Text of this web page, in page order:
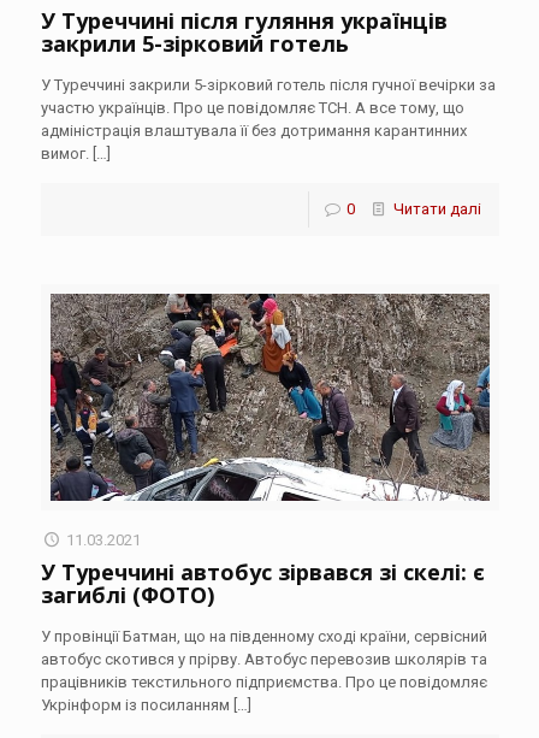
У Туреччині після гуляння українців
закрили 5-зірковий готель
У Туреччині закрили 5-зірковий готель після гучної вечірки за
участю українців. Про це повідомляє ТСН. А все тому, що
адміністрація влаштувала її без дотримання карантинних
вимог.[…]
0 Читати далі
11.03.2021
У Туреччині автобус зірвався зі скелі: є
загиблі (ФОТО)
У провінції Батман, що на південному сході країни, сервісний
автобус скотився у прірву. Автобус перевозив школярів та
працівників текстильного підприємства. Про це повідомляє
Укрінформ із посиланням […]